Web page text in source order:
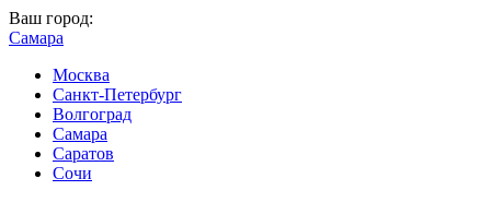
Ваш город:
Самара
Москва
Санкт-Петербург
Волгоград
Самара
Саратов
Сочи